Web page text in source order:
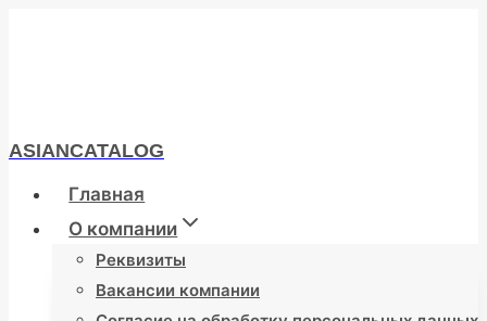
ASIANCATALOG
Главная
О компании
Реквизиты
Вакансии компании